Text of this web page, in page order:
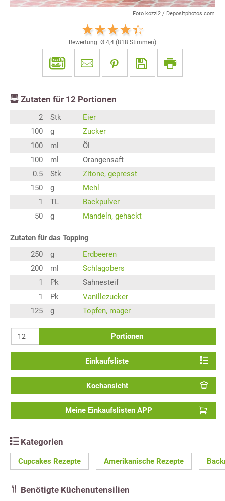
Foto kozzi2 / Depositphotos.com
Bewertung: Ø 4,4 (818 Stimmen)
Zutaten für 12 Portionen
2 Stk
Eier
100
g
Zucker
100
ml
Öl
100
ml
Orangensaft
0.5
Stk
Zitone, gepresst
150
g
Mehl
1
TL
Backpulver
50
g Mandeln, gehackt
Zutaten für das Topping
250
g
Erdbeeren
200
ml
Schlagobers
1
Pk
Sahnesteif
1
Pk
Vanillezucker
125
g Topfen, mager
Portionen
Einkaufsliste
Kochansicht
Meine Einkaufslisten APP
Kategorien
Cupcakes Rezepte Amerikanische Rezepte
Benötigte Küchenutensilien